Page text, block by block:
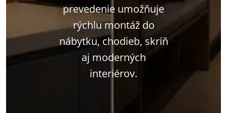
prevedenie umožňuje
rýchlu montáž do
nábytku, chodieb, skríň
aj moderných
interiérov.